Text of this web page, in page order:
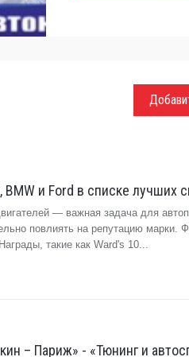
и Ford в списке лучших
— важная задача для
повлиять на репутацию марки.
такие как Ward's 10...
– Париж» - «Тюнинг и